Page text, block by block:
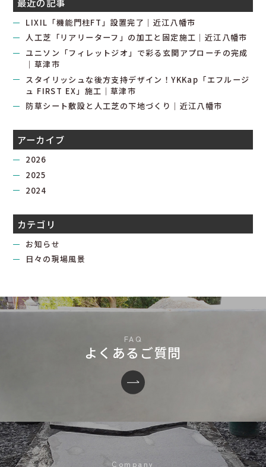
LIXIL「機能門柱FT」設置完了｜近江八幡市
人工芝「リアリーターフ」の加工と固定施工｜近江八幡市
ユニソン「フィレットジオ」で彩る玄関アプローチの完成
｜草津市
スタイリッシュな後方支持デザイン！YKKap「エフルージ
ュ FIRST EX」施工｜草津市
防草シート敷設と人工芝の下地づくり｜近江八幡市
アーカイブ
2026
2025
2024
カテゴリ
お知らせ
日々の現場風景
よくあるご質問